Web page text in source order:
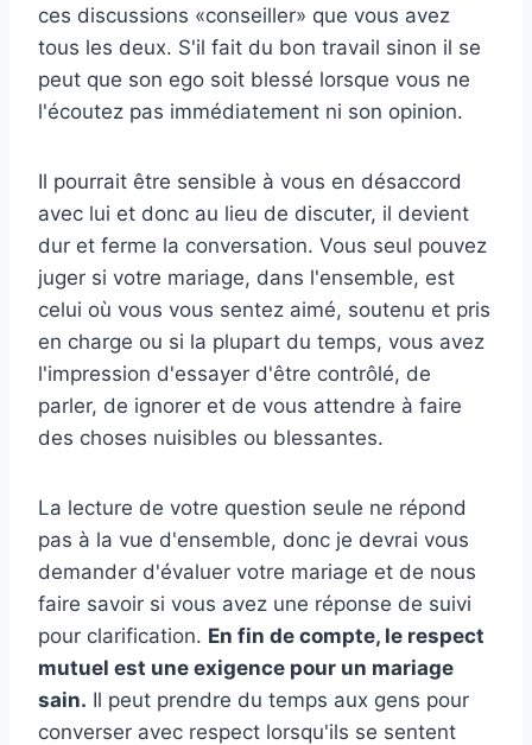
ces discussions «conseiller» que vous avez
tous les deux. S'il fait du bon travail sinon il se
peut que son ego soit blessé lorsque vous ne
l'écoutez pas immédiatement ni son opinion.
Il pourrait être sensible à vous en désaccord
avec lui et donc au lieu de discuter, il devient
dur et ferme la conversation. Vous seul pouvez
juger si votre mariage, dans l'ensemble, est
celui où vous vous sentez aimé, soutenu et pris
en charge ou si la plupart du temps, vous avez
l'impression d'essayer d'être contrôlé, de
parler, de ignorer et de vous attendre à faire
des choses nuisibles ou blessantes.
La lecture de votre question seule ne répond
pas à la vue d'ensemble, donc je devrai vous
demander d'évaluer votre mariage et de nous
faire savoir si vous avez une réponse de suivi
pour clarification. En fin de compte, le respect
mutuel est une exigence pour un mariage
sain. Il peut prendre du temps aux gens pour
converser avec respect lorsqu'ils se sentent